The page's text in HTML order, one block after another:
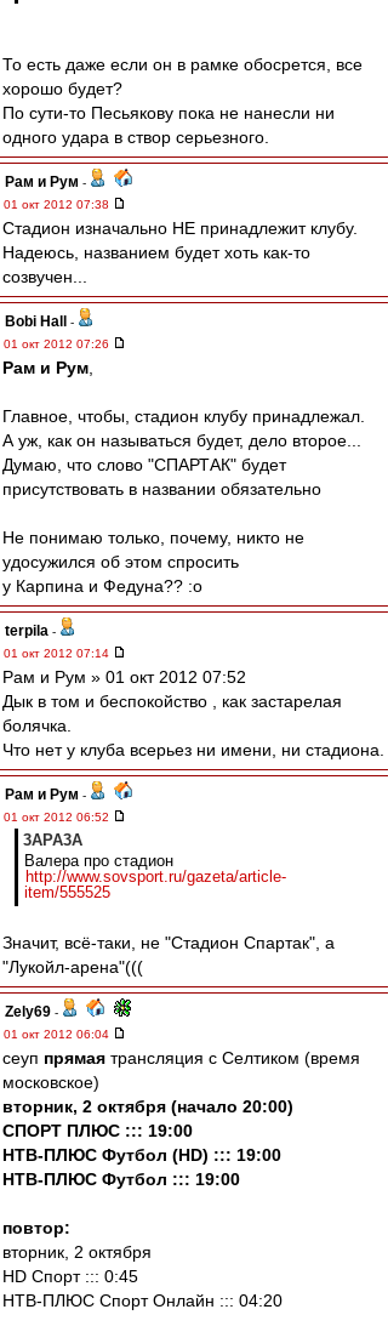
То есть даже если он в рамке обосрется, все
хорошо будет?
По сути-то Песьякову пока не нанесли ни
одного удара в створ серьезного.
Рам и Рум -
01 окт 2012 07:38
Стадион изначально НЕ принадлежит клубу.
Надеюсь, названием будет хоть как-то
созвучен...
Bobi Hall
-
01 окт 2012 07:26
Рам и Рум
Главное, чтобы, стадион клубу принадлежал.
А уж, как он называться будет, дело второе...
Думаю, что слово "СПАРТАК" будет
присутствовать в названии обязательно
Не понимаю только, почему, никто не
удосужился об этом спросить
у Карпина и Федуна?? :o
terpila -
01 окт 2012 07:14
Рам и Рум » 01 окт 2012 07:52
Дык в том и беспокойство , как застарелая
болячка.
Что нет у клуба всерьез ни имени, ни стадиона.
Рам и Рум -
01 окт 2012 06:52
3APA3A
Валера про стадион
http://www.sovsport.ru/gazeta/article-
item/555525
Значит, всё-таки, не "Стадион Спартак", а
"Лукойл-арена"(((
Zely69 -
01 окт 2012 06:04
сеуп прямая трансляция с Селтиком (время
московское)
вторник, 2 октября (начало 20:00)
СПОРТ ПЛЮС ::: 19:00
НТВ-ПЛЮС Футбол (HD) ::: 19:00
НТВ-ПЛЮС Футбол ::: 19:00
повтор:
вторник, 2 октября
HD Спорт ::: 0:45
НТВ-ПЛЮС Спорт Онлайн ::: 04:20